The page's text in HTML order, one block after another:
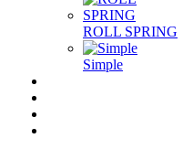
ROLL SPRING
Simple